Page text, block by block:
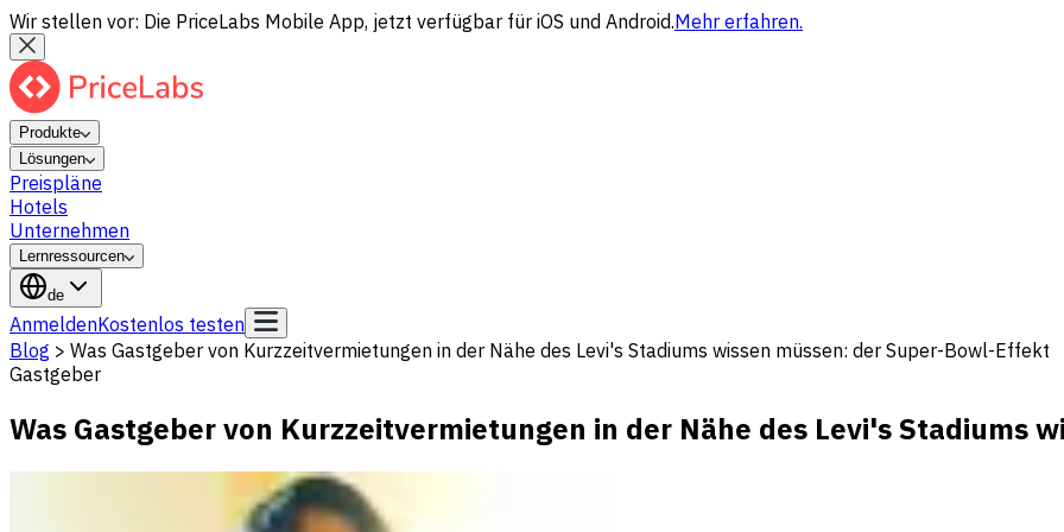
Wir stellen vor: Die PriceLabs Mobile App, jetzt verfügbar für iOS und Android.Mehr erfahren.
Produkte
Lösungen
Preispläne
Hotels
Unternehmen
Lernressourcen
de
AnmeldenKostenlos testen
Blog > Was Gastgeber von Kurzzeitvermietungen in der Nähe des Levi's Stadiums wissen müssen: der Super-Bowl-Effekt
Gastgeber
Was Gastgeber von Kurzzeitvermietungen in der Nähe des Levi's Stadiums